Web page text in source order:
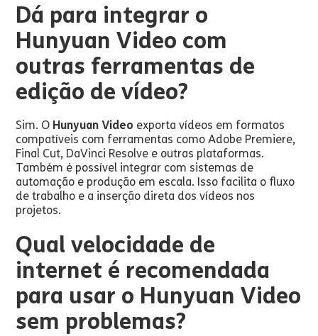
Dá para integrar o
Hunyuan Video com
outras ferramentas de
edição de vídeo?
Sim. O Hunyuan Video exporta vídeos em formatos
compatíveis com ferramentas como Adobe Premiere,
Final Cut, DaVinci Resolve e outras plataformas.
Também é possível integrar com sistemas de
automação e produção em escala. Isso facilita o fluxo
de trabalho e a inserção direta dos vídeos nos
projetos.
Qual velocidade de
internet é recomendada
para usar o Hunyuan Video
sem problemas?